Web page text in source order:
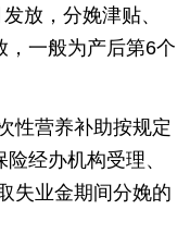
放，分娩津贴、
，一般为产后第6个
性营养补助按规定
经办机构受理、
失业金期间分娩的